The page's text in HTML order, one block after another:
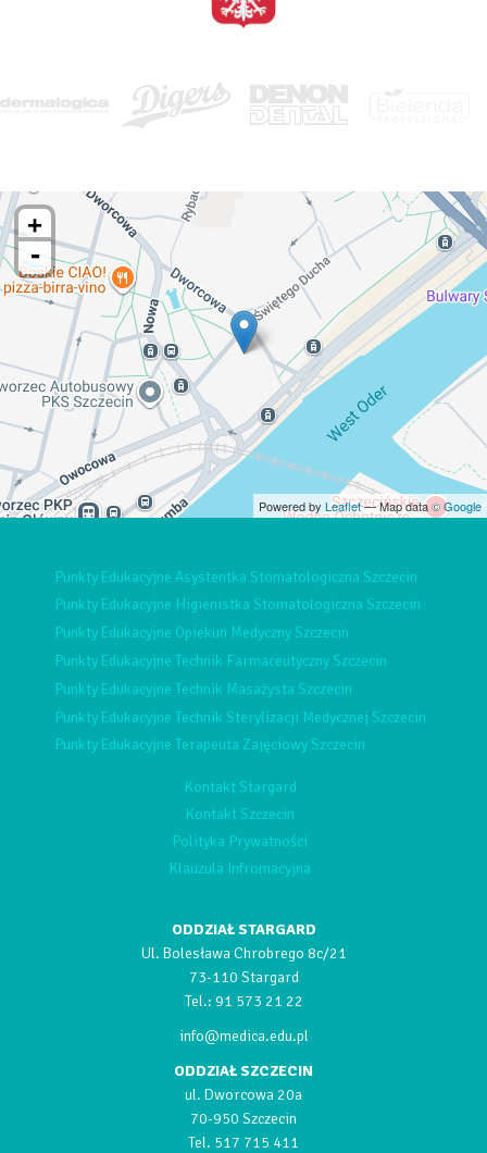
+
-
Powered by Leaflet— Map data ©Google
Punkty Edukacyjne Asystentka Stomatologiczna Szczecin
Punkty Edukacyjne Higienistka Stomatologiczna Szczecin
Punkty Edukacyjne Opiekun Medyczny Szczecin
Punkty Edukacyjne Technik Farmaceutyczny Szczecin
Punkty Edukacyjne Technik Masażysta Szczecin
Punkty Edukacyjne Technik Sterylizacji Medycznej Szczecin
Punkty Edukacyjne Terapeuta Zajęciowy Szczecin
Kontakt Stargard
Kontakt Szczecin
Polityka Prywatności
Klauzula Infromacyjna
ODDZIAŁ STARGARD
Ul. Bolesława Chrobrego 8c/21
73-110 Stargard
Tel.: 91 573 21 22
info@medica.edu.pl
ODDZIAŁ SZCZECIN
ul. Dworcowa 20a
70-950 Szczecin
Tel. 517 715 411